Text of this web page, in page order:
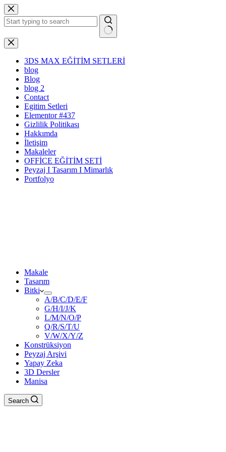
Skip
to
content
No
results
3DS MAX EĞİTİM SETLERİ
blog
Blog
blog 2
Contact
Egitim Setleri
Elementor #437
Gizlilik Politikası
Hakkımda
İletişim
Makaleler
OFFİCE EĞİTİM SETİ
Peyzaj I Tasarım I Mimarlık
Portfolyo
Makale
Tasarım
Bitki
A/B/C/D/E/F
G/H/I/J/K
L/M/N/O/P
Q/R/S/T/U
V/W/X/Y/Z
Konstrüksiyon
Peyzaj Arşivi
Yapay Zeka
3D Dersler
Manisa
Search